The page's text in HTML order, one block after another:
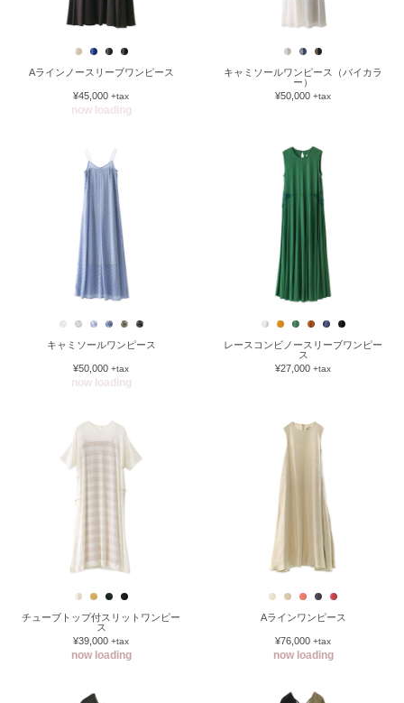
Aラインノースリーブワンピース
¥45,000 +tax
キャミソールワンピース（バイカラ
ー）
¥50,000 +tax
now loading
ス
¥27,000
ス
¥39,000
now loading now loading